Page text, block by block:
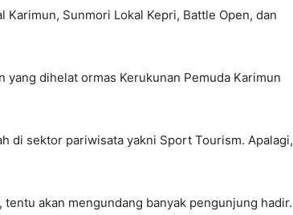
Karimun, Sunmori Lokal Kepri, Battle Open, dan
dihelat ormas Kerukunan Pemuda Karimun
di sektor pariwisata yakni Sport Tourism. Apalagi,
akan mengundang banyak pengunjung hadir.